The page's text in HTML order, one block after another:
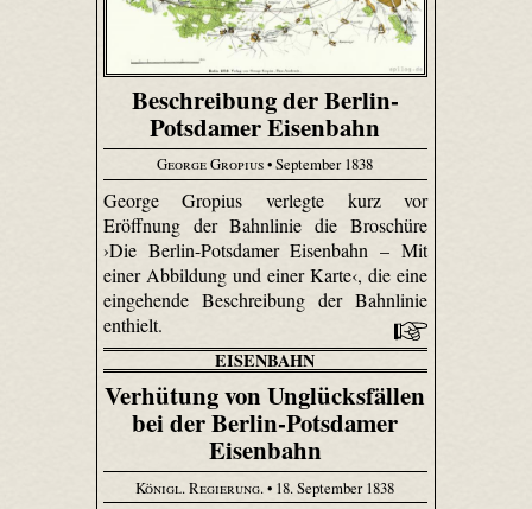
Beschreibung der Berlin-
Potsdamer Eisenbahn
George Gropius• September 1838
George Gropius verlegte kurz vor
Eröffnung der Bahnlinie die Broschüre
›Die Berlin-Potsdamer Eisenbahn – Mit
einer Abbildung und einer Karte‹, die eine
eingehende Beschreibung der Bahnlinie
enthielt.
EISENBAHN
Verhütung von Unglücksfällen
bei der Berlin-Potsdamer
Eisenbahn
Königl. Regierung. • 18. September 1838